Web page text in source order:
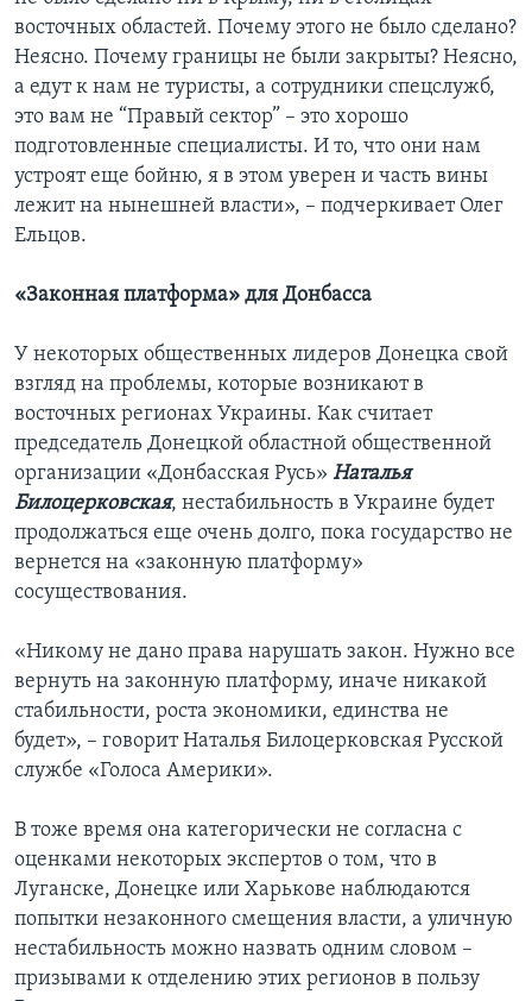
восточных областей. Почему этого не было сделано?
Неясно. Почему границы не были закрыты? Неясно,
а едут к нам не туристы, а сотрудники спецслужб,
это вам не “Правый сектор” – это хорошо
подготовленные специалисты. И то, что они нам
устроят еще бойню, я в этом уверен и часть вины
лежит на нынешней власти», – подчеркивает Олег
Ельцов.
«Законная платформа» для Донбасса
У некоторых общественных лидеров Донецка свой
взгляд на проблемы, которые возникают в
восточных регионах Украины. Как считает
председатель Донецкой областной общественной
организации «Донбасская Русь» Наталья
Билоцерковская, нестабильность в Украине будет
продолжаться еще очень долго, пока государство не
вернется на «законную платформу»
сосуществования.
«Никому не дано права нарушать закон. Нужно все
вернуть на законную платформу, иначе никакой
стабильности, роста экономики, единства не
будет», – говорит Наталья Билоцерковская Русской
службе «Голоса Америки».
В тоже время она категорически не согласна с
оценками некоторых экспертов о том, что в
Луганске, Донецке или Харькове наблюдаются
попытки незаконного смещения власти, а уличную
нестабильность можно назвать одним словом –
призывами к отделению этих регионов в пользу